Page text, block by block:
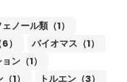
ノール類（1）
）
バイオマス（1）
ン（1）
1） トルエン（3）